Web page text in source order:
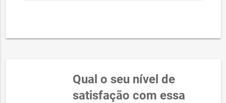
Qual o seu nível de
satisfação com essa